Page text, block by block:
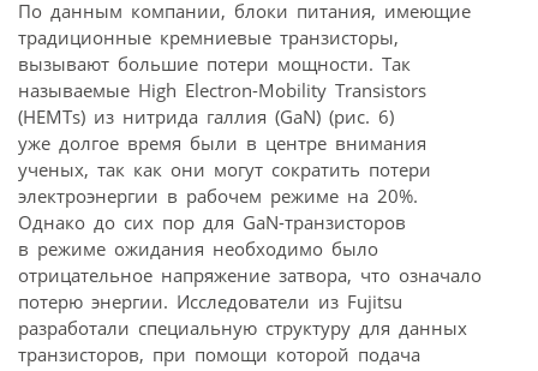
По данным компании, блоки питания, имеющие
традиционные кремниевые транзисторы,
вызывают большие потери мощности. Так
называемые High Electron-Mobility Transistors
(HEMTs) из нитрида галлия (GaN) (рис. 6)
уже долгое время были в центре внимания
ученых, так как они могут сократить потери
электроэнергии в рабочем режиме на 20%.
Однако до сих пор для GaN-транзисторов
в режиме ожидания необходимо было
отрицательное напряжение затвора, что означало
потерю энергии. Исследователи из Fujitsu
разработали специальную структуру для данных
транзисторов, при помощи которой подача